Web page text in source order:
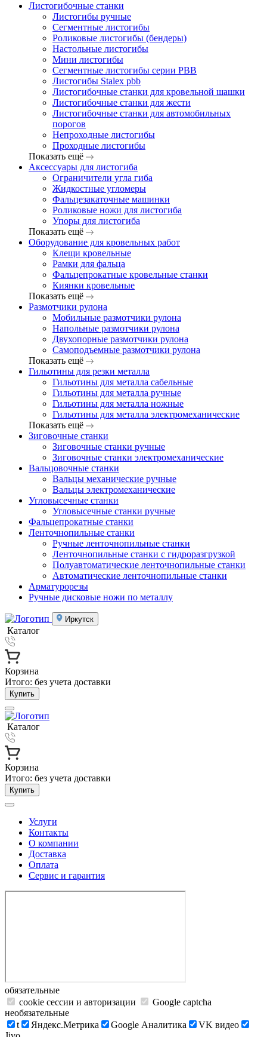
Листогибочные станки
Листогибы ручные
Сегментные листогибы
Роликовые листогибы (бендеры)
Настольные листогибы
Мини листогибы
Сегментные листогибы серии PBB
Листогибы Stalex pbb
Листогибочные станки для кровельной шашки
Листогибочные станки для жести
Листогибочные станки для автомобильных
порогов
Непроходные листогибы
Проходные листогибы
Показать ещё
Аксессуары для листогиба
Ограничители угла гиба
Жидкостные угломеры
Фальцезакаточные машинки
Роликовые ножи для листогиба
Упоры для листогиба
Показать ещё
Оборудование для кровельных работ
Клещи кровельные
Рамки для фальца
Фальцепрокатные кровельные станки
Киянки кровельные
Показать ещё
Размотчики рулона
Мобильные размотчики рулона
Напольные размотчики рулона
Двухопорные размотчики рулона
Самоподъемные размотчики рулона
Показать ещё
Гильотины для резки металла
Гильотины для металла сабельные
Гильотины для металла ручные
Гильотины для металла ножные
Гильотины для металла электромеханические
Показать ещё
Зиговочные станки
Зиговочные станки ручные
Зиговочные станки электромеханические
Вальцовочные станки
Вальцы механические ручные
Вальцы электромеханические
Угловысечные станки
Угловысечные станки ручные
Фальцепрокатные станки
Ленточнопильные станки
Ручные ленточнопильные станки
Ленточнопильные станки с гидроразгрузкой
Полуавтоматические ленточнопильные станки
Автоматические ленточнопильные станки
Арматурорезы
Ручные дисковые ножи по металлу
Иркутск
Каталог
Корзина
Итого: без учета доставки
Купить
Каталог
Корзина
Итого: без учета доставки
Купить
Услуги
Контакты
О компании
Доставка
Оплата
Сервис и гарантия
обязательные
cookie сессии и авторизации
Google captcha
необязательные
t
Яндекс.Метрика Google Аналитика
VK видео